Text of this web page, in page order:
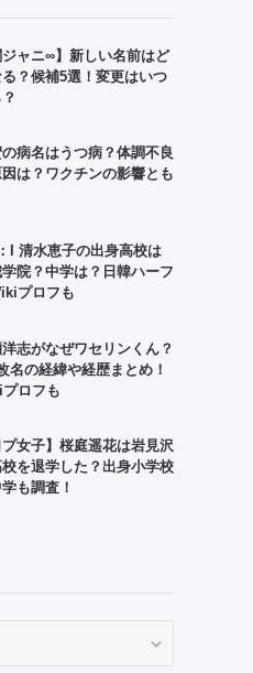
ジャニ∞】新しい名前はど
る？候補5選！変更はいつ
病名はうつ病？体調不良
は？ワクチンの影響とも
I 清水恵子の出身高校は
院？中学は？日韓ハーフ
プロフも
志がなぜワセリンくん？
名の経緯や経歴まとめ！
ロフも
プ女子】桜庭遥花は岩見沢
を退学した？出身小学校
も調査！